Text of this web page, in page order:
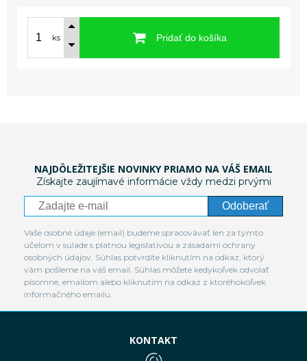
ks Pridať do košíka
NAJDÔLEŽITEJŠIE NOVINKY PRIAMO NA VÁŠ EMAIL
Získajte zaujímavé informácie vždy medzi prvými
Odoberať
Vaše osobné údaje (email) budeme spracovávať len za týmto
účelom v súlade s platnou legislatívou a zásadami ochrany
osobných údajov. Súhlas potvrdíte kliknutím na odkaz, ktorý
vám pošleme na váš email. Súhlas môžete kedykoľvek odvolať
písomne, emailom alebo kliknutím na odkaz z ktoréhokoľvek
informačného emailu.
KONTAKT